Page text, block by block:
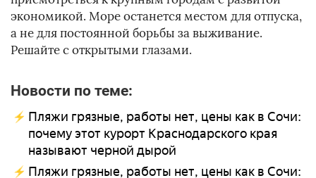
экономикой. Море останется местом для отпуска,
а не для постоянной борьбы за выживание.
Решайте с открытыми глазами.
Новости по теме:
Пляжи грязные, работы нет, цены как в Сочи:
почему этот курорт Краснодарского края
называют черной дырой
Пляжи грязные, работы нет, цены как в Сочи: